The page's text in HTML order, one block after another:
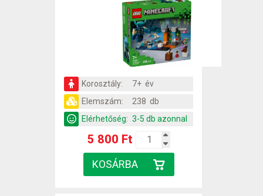
Korosztály:
7+ év
Elemszám:
238 db
Elérhetőség: 3-5 db azonnal
5 800 Ft